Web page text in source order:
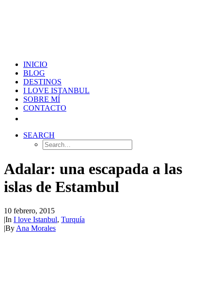
INICIO
BLOG
DESTINOS
I LOVE ISTANBUL
SOBRE MÍ
CONTACTO
SEARCH
Adalar: una escapada a las
islas de Estambul
10 febrero, 2015
|In I love Istanbul, Turquía
|By Ana Morales